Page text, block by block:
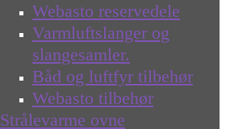
Webasto reservedele
Varmluftslanger og
slangesamler.
Båd og luftfyr tilbehør
Webasto tilbehør
Strålevarme ovne